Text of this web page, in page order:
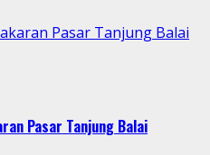
Pasar Tanjung Balai
Pasar Tanjung Balai